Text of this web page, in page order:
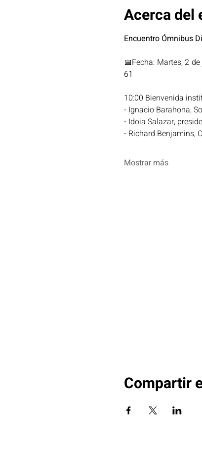
Acerca del
Encuentro Ómnibus
📅Fecha: Martes, 2
61
10:00 Bienvenida
- Ignacio Barahona,
- Idoia Salazar,
- Richard Benjamins,
Mostrar más
Compartir